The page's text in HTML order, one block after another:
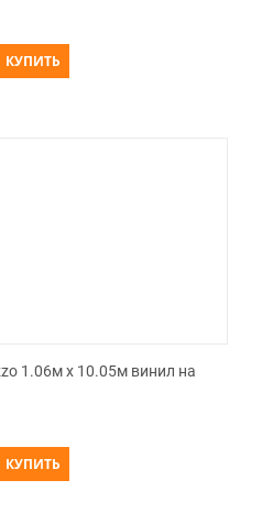
КУПИТЬ
1.06м x 10.05м винил на
КУПИТЬ